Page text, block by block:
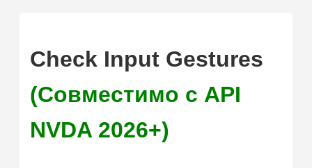
Check Input Gestures
(Совместимо с API
NVDA 2026+)